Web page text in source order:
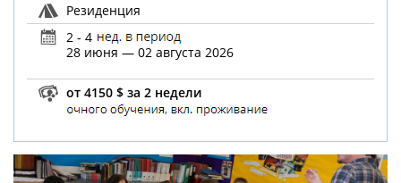
Резиденция
2 - 4
28 июня — 02 августа 2026
от 4150 $ за 2 недели